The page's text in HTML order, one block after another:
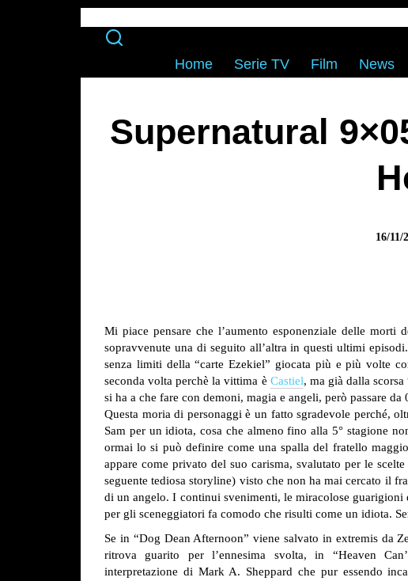
Home Serie TV Film News
Supernatural
16/11/
Mi piace pensare che l’aumento esponenziale delle
sopravvenute una di seguito all’altra in questi ultimi
senza limiti della “carte Ezekiel” giocata più e più volte
seconda volta perchè la vittima è Castiel, ma già dalla scorsa
si ha a che fare con demoni, magia e angeli, però passare
Questa moria di personaggi è un fatto sgradevole perché,
Sam per un idiota, cosa che almeno fino alla 5° stagione
ormai lo si può definire come una spalla del fratello
appare come privato del suo carisma, svalutato per le
seguente tediosa storyline) visto che non ha mai cercato il
di un angelo. I continui svenimenti, le miracolose guarigioni
per gli sceneggiatori fa comodo che risulti come un idiota.
Se in “Dog Dean Afternoon” viene salvato in extremis da
ritrova guarito per l’ennesima svolta, in “Heaven
interpretazione di Mark A. Sheppard che pur essendo